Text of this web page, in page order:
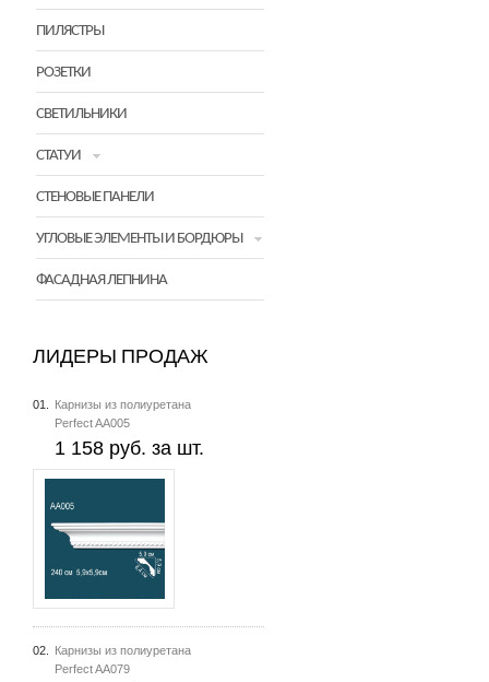
ПИЛЯСТРЫ
РОЗЕТКИ
СВЕТИЛЬНИКИ
СТАТУИ
СТЕНОВЫЕ ПАНЕЛИ
УГЛОВЫЕ ЭЛЕМЕНТЫ И БОРДЮРЫ
ФАСАДНАЯ ЛЕПНИНА
ЛИДЕРЫ ПРОДАЖ
01.
Карнизы из полиуретана
Perfect AA005
1 158 руб. за шт.
02.
Карнизы из полиуретана
Perfect AA079